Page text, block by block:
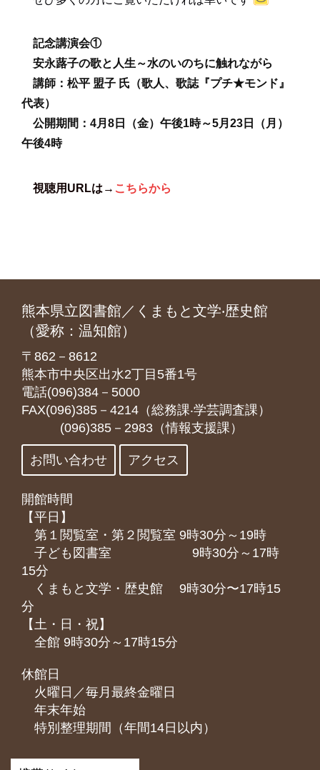
記念講演会①
安永蕗子の歌と人生～水のいのちに触れながら
講師：松平 盟子 氏（歌人、歌誌『プチ★モンド』
代表）
公開期間：4月8日（金）午後1時～5月23日（月）
午後4時
視聴用URLは→ こちらから
熊本県立図書館／くまもと文学‧歴史館
（愛称：温知館）
〒862－8612
熊本市中央区出水2丁目5番1号
電話(096)384－5000
FAX(096)385－4214（総務課‧学芸調査課）
(096)385－2983（情報支援課）
お問い合わせ アクセス
開館時間
【平日】
第１閲覧室・第２閲覧室 9時30分～19時
子ども図書室 9時30分～17時
15分
くまもと⽂学・歴史館 9時30分〜17時15
分
【土・日・祝】
全館 9時30分～17時15分
休館日
火曜日／毎月最終金曜日
年末年始
特別整理期間（年間14日以内）